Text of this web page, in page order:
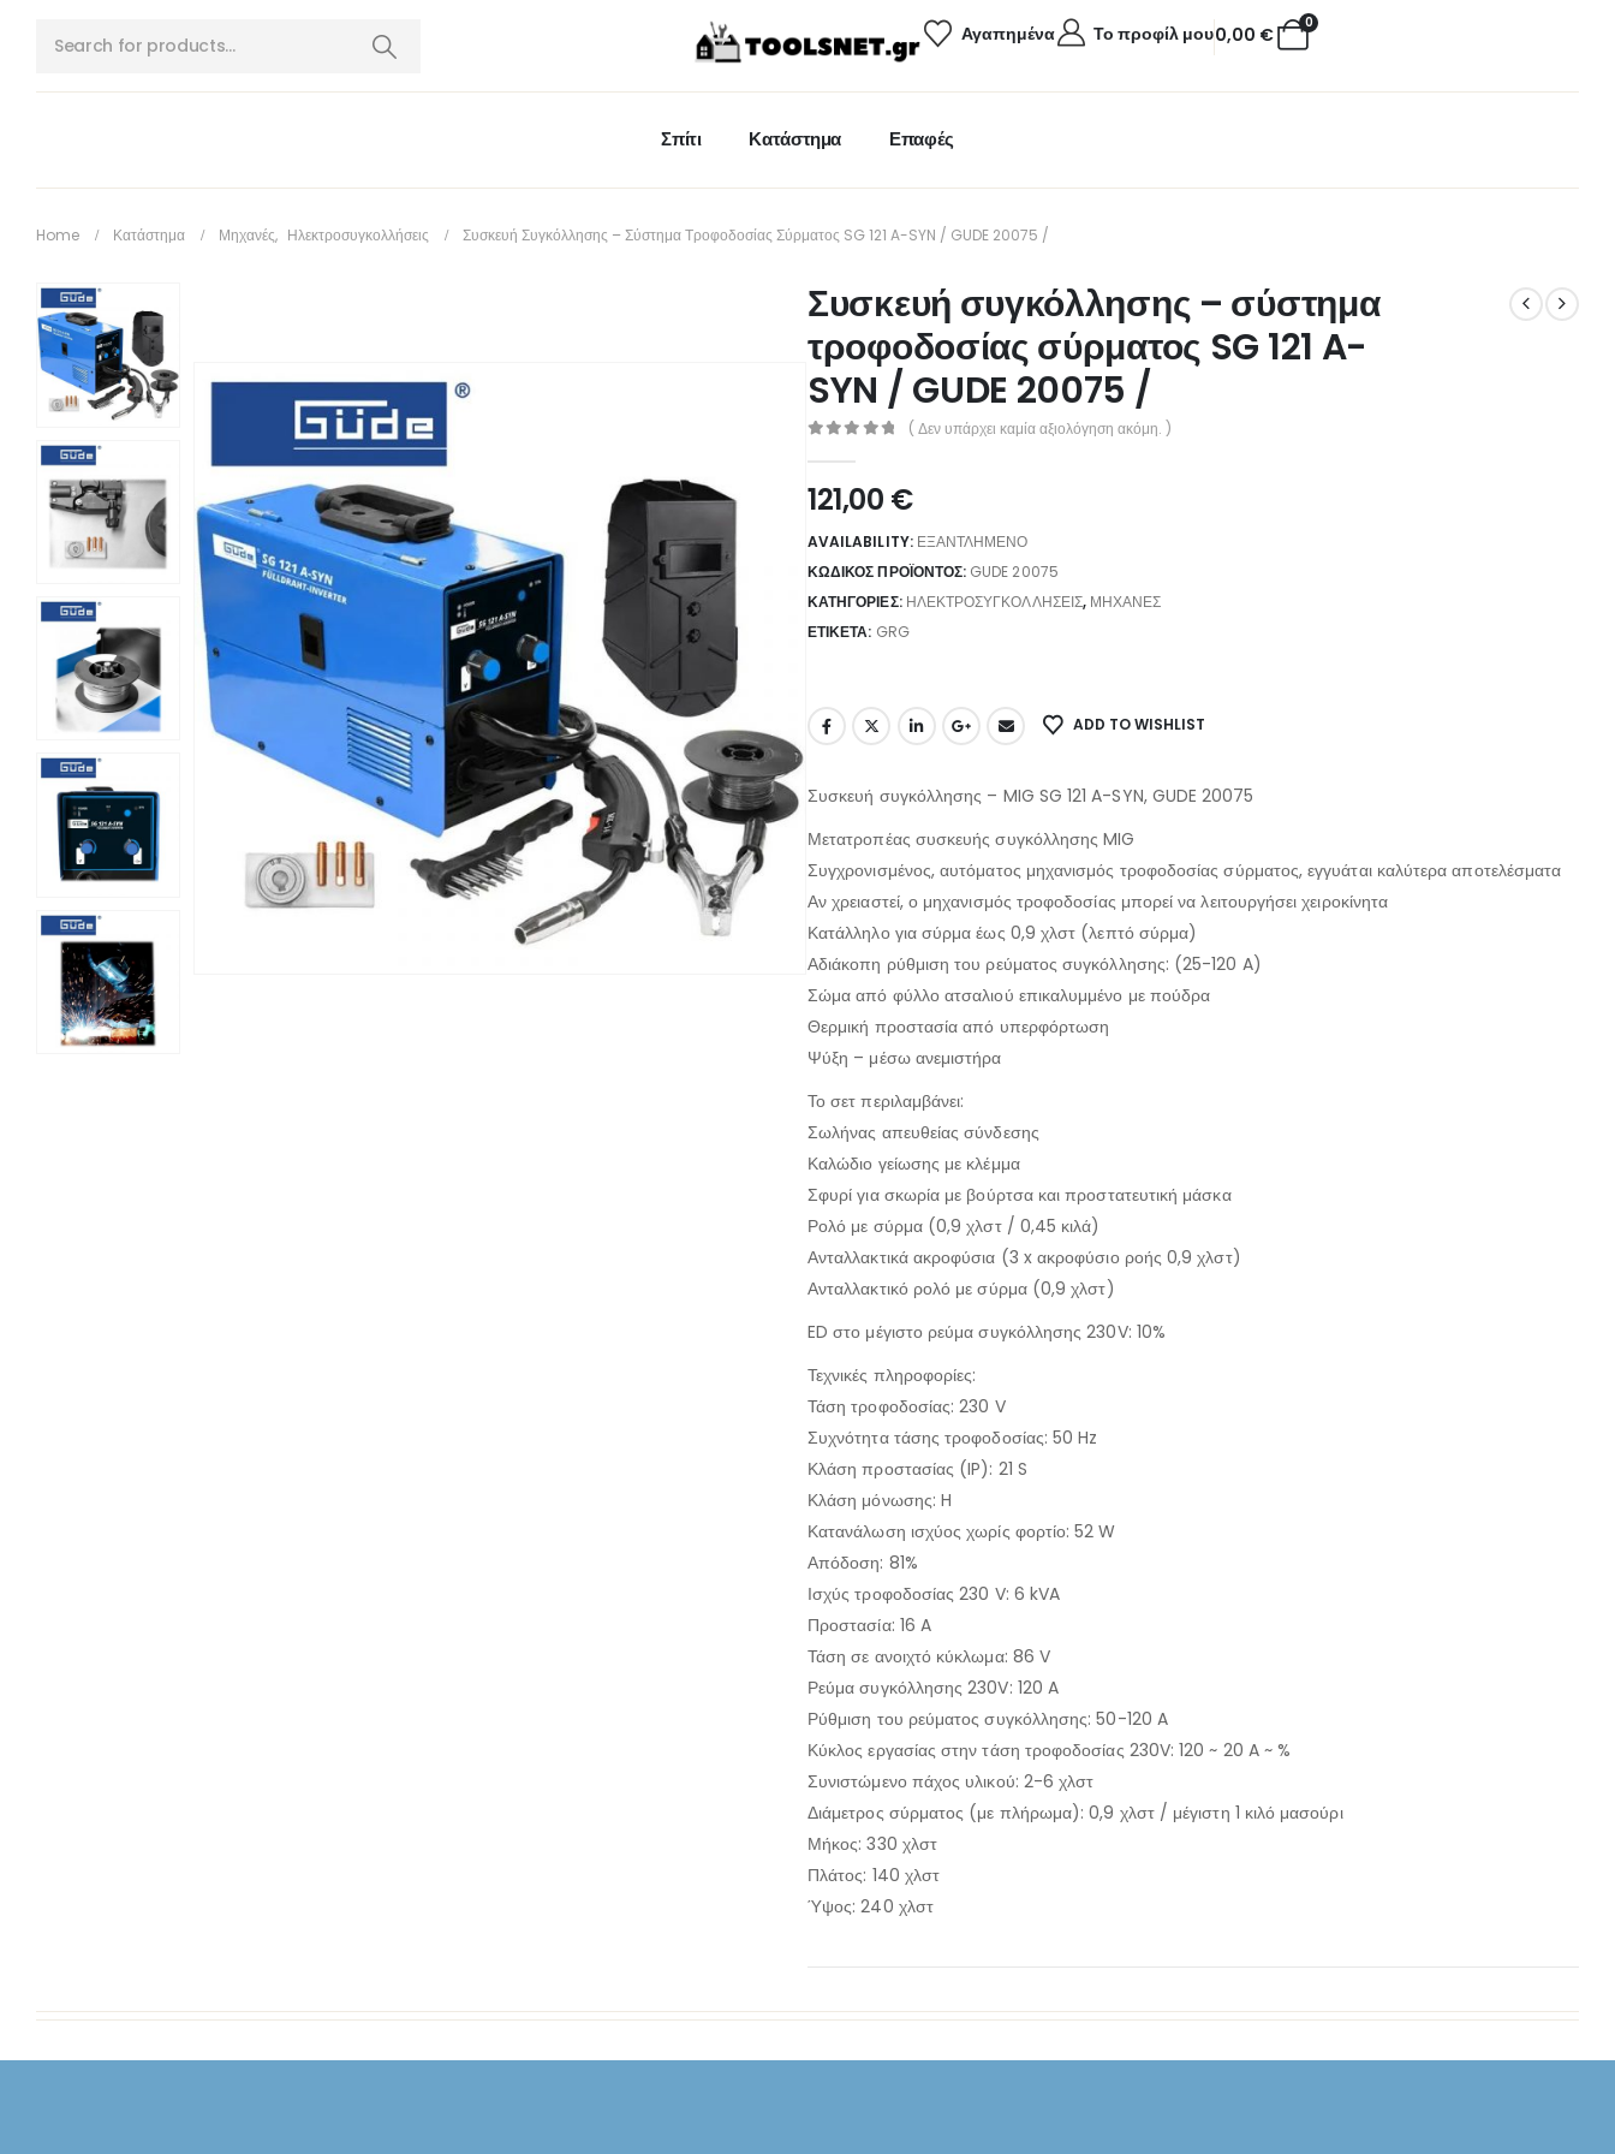
Αγαπημένα Το προφίλ μου 0
0,00 €
Σπίτι Κατάστημα Επαφές
Home Κατάστημα Μηχανές, Ηλεκτροσυγκολλήσεις Συσκευή Συγκόλλησης – Σύστημα Τροφοδοσίας Σύρματος SG 121 A-SYN / GUDE 20075 /
Συσκευή συγκόλλησης – σύστημα
τροφοδοσίας σύρματος SG 121 A-
SYN / GUDE 20075 /
( Δεν υπάρχει καμία αξιολόγηση ακόμη. )
121,00 €
AVAILABILITY: ΕΞΑΝΤΛΗΜΈΝΟ
ΚΩΔΙΚΌΣ ΠΡΟΪΌΝΤΟΣ: GUDE 20075
ΚΑΤΗΓΟΡΊΕΣ: ΗΛΕΚΤΡΟΣΥΓΚΟΛΛΉΣΕΙΣ, ΜΗΧΑΝΈΣ
ΕΤΙΚΈΤΑ: GRG
ADD TO WISHLIST
Συσκευή συγκόλλησης – MIG SG 121 A-SYN, GUDE 20075
Μετατροπέας συσκευής συγκόλλησης MIG
Συγχρονισμένος, αυτόματος μηχανισμός τροφοδοσίας σύρματος, εγγυάται καλύτερα αποτελέσματα
Αν χρειαστεί, ο μηχανισμός τροφοδοσίας μπορεί να λειτουργήσει χειροκίνητα
Κατάλληλο για σύρμα έως 0,9 χλστ (λεπτό σύρμα)
Αδιάκοπη ρύθμιση του ρεύματος συγκόλλησης: (25-120 A)
Σώμα από φύλλο ατσαλιού επικαλυμμένο με πούδρα
Θερμική προστασία από υπερφόρτωση
Ψύξη – μέσω ανεμιστήρα
Το σετ περιλαμβάνει:
Σωλήνας απευθείας σύνδεσης
Καλώδιο γείωσης με κλέμμα
Σφυρί για σκωρία με βούρτσα και προστατευτική μάσκα
Ρολό με σύρμα (0,9 χλστ / 0,45 κιλά)
Ανταλλακτικά ακροφύσια (3 x ακροφύσιο ροής 0,9 χλστ)
Ανταλλακτικό ρολό με σύρμα (0,9 χλστ)
ED στο μέγιστο ρεύμα συγκόλλησης 230V: 10%
Τεχνικές πληροφορίες:
Τάση τροφοδοσίας: 230 V
Συχνότητα τάσης τροφοδοσίας: 50 Hz
Κλάση προστασίας (IP): 21 S
Κλάση μόνωσης: H
Κατανάλωση ισχύος χωρίς φορτίο: 52 W
Απόδοση: 81%
Ισχύς τροφοδοσίας 230 V: 6 kVA
Προστασία: 16 A
Τάση σε ανοιχτό κύκλωμα: 86 V
Ρεύμα συγκόλλησης 230V: 120 A
Ρύθμιση του ρεύματος συγκόλλησης: 50-120 A
Κύκλος εργασίας στην τάση τροφοδοσίας 230V: 120 ~ 20 A ~ %
Συνιστώμενο πάχος υλικού: 2-6 χλστ
Διάμετρος σύρματος (με πλήρωμα): 0,9 χλστ / μέγιστη 1 κιλό μασούρι
Μήκος: 330 χλστ
Πλάτος: 140 χλστ
Ύψος: 240 χλστ